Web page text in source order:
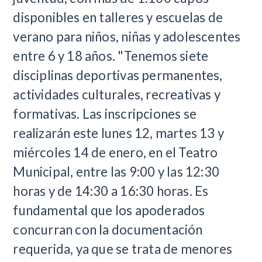
disponibles en talleres y escuelas de
verano para niños, niñas y adolescentes
entre 6 y 18 años. "Tenemos siete
disciplinas deportivas permanentes,
actividades culturales, recreativas y
formativas. Las inscripciones se
realizarán este lunes 12, martes 13 y
miércoles 14 de enero, en el Teatro
Municipal, entre las 9:00 y las 12:30
horas y de 14:30 a 16:30 horas. Es
fundamental que los apoderados
concurran con la documentación
requerida, ya que se trata de menores